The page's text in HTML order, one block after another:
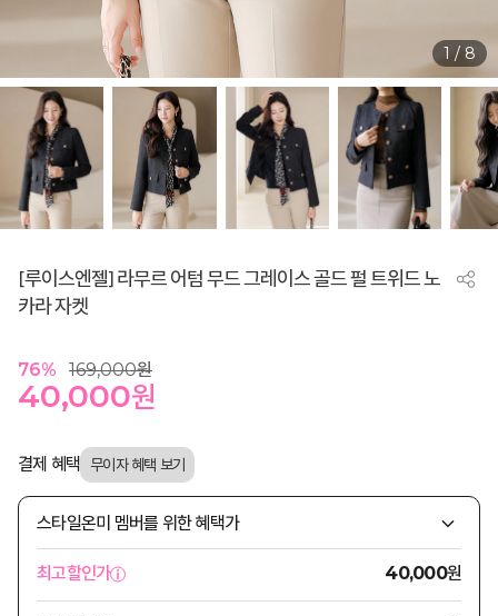
1 / 8
[루이스엔젤] 라무르 어텀 무드 그레이스 골드 펄 트위드 노
카라 자켓
76% 169,000원
40,000원
결제 혜택
스타일온미 멤버를 위한 혜택가
최고할인가 40,000원